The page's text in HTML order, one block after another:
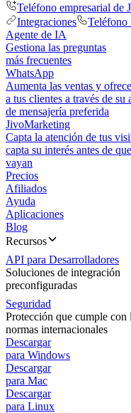
Teléfono empresarial de
Integraciones
Teléfono
Agente de IA
Gestiona las preguntas
más frecuentes
WhatsApp
Aumenta las ventas y
a tus clientes a través de su
de mensajería preferida
JivoMarketing
Capta la atención de tus
capta su interés antes de
vayan
Precios
Afiliados
Ayuda
Aplicaciones
Blog
Recursos
API para Desarrolladores
Soluciones de integración
preconfiguradas
Seguridad
Protección que cumple con
normas internacionales
Descargar
para Windows
Descargar
para Mac
Descargar
para Linux